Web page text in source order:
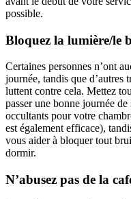
possible.
Bloquez la lumière/le
Certaines personnes n’ont
journée, tandis que d’autres
luttent contre cela. Mettez
passer une bonne journée
occultants pour votre
est également efficace),
vous aider à bloquer tout
dormir.
N’abusez pas de la